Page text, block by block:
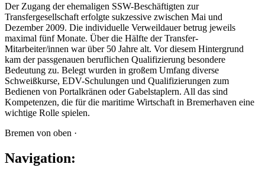
Der Zugang der ehemaligen SSW-Beschäftigten zur
Transfergesellschaft erfolgte sukzessive zwischen Mai und
Dezember 2009. Die individuelle Verweildauer betrug jeweils
maximal fünf Monate. Über die Hälfte der Transfer-
Mitarbeiter/innen war über 50 Jahre alt. Vor diesem Hintergrund
kam der passgenauen beruflichen Qualifizierung besondere
Bedeutung zu. Belegt wurden in großem Umfang diverse
Schweißkurse, EDV-Schulungen und Qualifizierungen zum
Bedienen von Portalkränen oder Gabelstaplern. All das sind
Kompetenzen, die für die maritime Wirtschaft in Bremerhaven eine
wichtige Rolle spielen.
Bremen von oben ·
Navigation: